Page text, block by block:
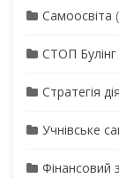
Самоосвіта
СТОП
Стратегія
Учнівське
Фінансовий